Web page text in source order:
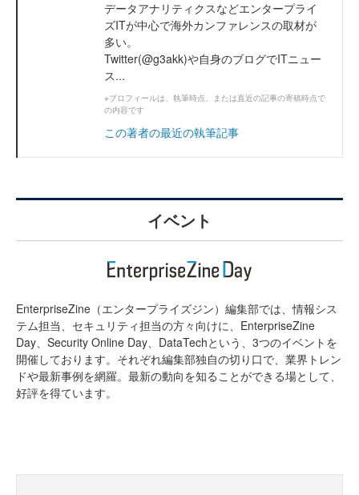
データアナリティクスなどエンタープライ
ズITが中心で海外カンファレンスの取材が
多い。
Twitter(@g3akk)や自身のブログでITニュー
ス...
※プロフィールは、執筆時点、または直近の記事の寄稿時点で
の内容です
この著者の最近の執筆記事
イベント
EnterpriseZine（エンタープライズジン）編集部では、情報シス
テム担当、セキュリティ担当の方々向けに、EnterpriseZine
Day、Security Online Day、DataTechという、3つのイベントを
開催しております。それぞれ編集部独自の切り口で、業界トレン
ドや最新事例を網羅。最新の動向を知ることができる場として、
好評を得ています。